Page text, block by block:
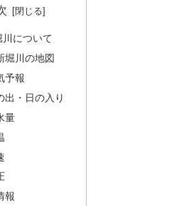
川について
堀川の地図
予報
出・日の入り
量
報